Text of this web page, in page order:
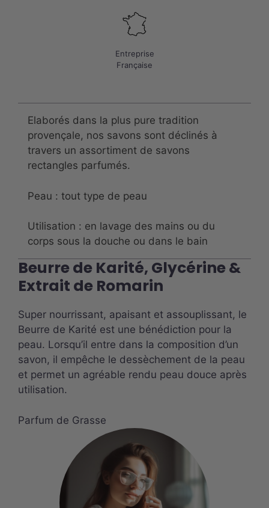
Entreprise
Française
Elaborés dans la plus pure tradition
provençale, nos savons sont déclinés à
travers un assortiment de savons
rectangles parfumés.
Peau : tout type de peau
Utilisation : en lavage des mains ou du
corps sous la douche ou dans le bain
Beurre de Karité, Glycérine &
Extrait de Romarin
Super nourrissant, apaisant et assouplissant, le
Beurre de Karité est une bénédiction pour la
peau. Lorsqu’il entre dans la composition d’un
savon, il empêche le dessèchement de la peau
et permet un agréable rendu peau douce après
utilisation.
Parfum de Grasse